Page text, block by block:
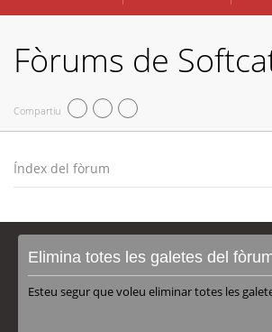
Fòrums de
Compartiu
Índex del fòrum
Elimina totes les galetes del
Esteu segur que voleu eliminar totes les